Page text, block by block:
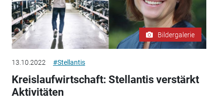
Bildergalerie
13.10.2022 #Stellantis
Kreislaufwirtschaft: Stellantis verstärkt
Aktivitäten